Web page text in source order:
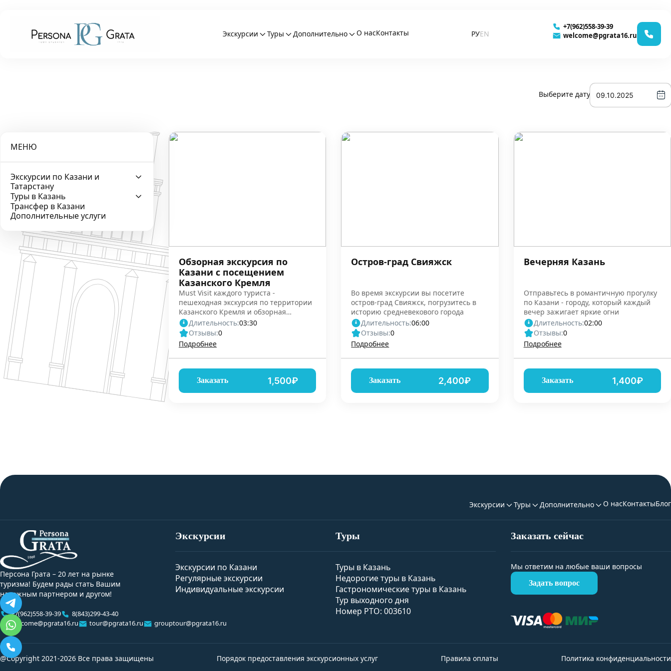
Экскурсии Туры Дополнительно О насКонтакты РУEN
+7(962)558-39-39
welcome@pgrata16.ru
Выберите дату
МЕНЮ
Экскурсии по Казани и
Татарстану
Туры в Казань
Трансфер в Казани
Дополнительные услуги
Обзорная экскурсия по
Казани с посещением
Казанского Кремля
Must Visit каждого туриста -
пешеходная экскурсия по территории
Казанского Кремля и обзорная
автобусная экскурсия
Длительность:03:30
Отзывы:0
Подробнее
Заказать 1,500₽
Остров-град Свияжск
Во время экскурсии вы посетите
остров-град Свияжск, погрузитесь в
историю средневекового города
Длительность:06:00
Отзывы:0
Подробнее
Заказать 2,400₽
Вечерняя Казань
Отправьтесь в романтичную прогулку
по Казани - городу, который каждый
вечер зажигает яркие огни
Длительность:02:00
Отзывы:0
Подробнее
Заказать 1,400₽
Экскурсии Туры Дополнительно О насКонтактыБлог
Персона Грата – 20 лет на рынке
туризма! Будем рады стать Вашим
надежным партнером и другом!
Экскурсии
Экскурсии по Казани
Регулярные экскурсии
Индивидуальные экскурсии
+7(962)558-39-39
8(843)299-43-40
welcome@pgrata16.ru
tour@pgrata16.ru grouptour@pgrata16.ru
Туры
Туры в Казань
Недорогие туры в Казань
Гастрономические туры в Казань
Тур выходного дня
Номер РТО: 003610
Заказать сейчас
Мы ответим на любые ваши вопросы
Задать вопрос
@Copyright 2021-2026 Все права защищены Порядок предоставления экскурсионных услуг Правила оплаты Политика конфиденциальности